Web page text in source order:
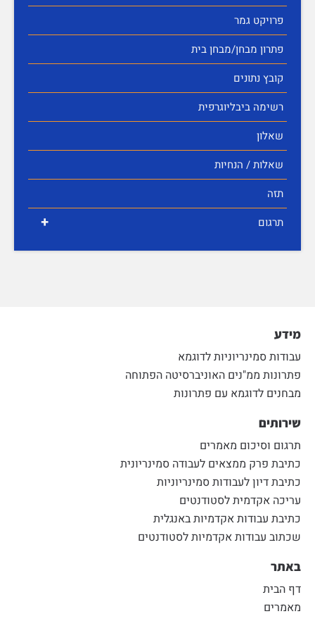
פרויקט גמר
פתרון מבחן/מבחן בית
קובץ נתונים
רשימה ביבליוגרפית
שאלון
שאלות / הנחיות
תזה
+ תרגום
מידע
עבודות סמינריוניות לדוגמא
פתרונות ממ"נים האוניברסיטה הפתוחה
מבחנים לדוגמא עם פתרונות
שירותים
תרגום וסיכום מאמרים
כתיבת פרק ממצאים לעבודה סמינריונית
כתיבת דיון לעבודות סמינריוניות
עריכה אקדמית לסטודנטים
כתיבת עבודות אקדמיות באנגלית
שכתוב עבודות אקדמיות לסטודנטים
באתר
דף הבית
מאמרים